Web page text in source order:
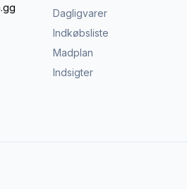
Dagligvarer
Indkøbsliste
Madplan
Indsigter